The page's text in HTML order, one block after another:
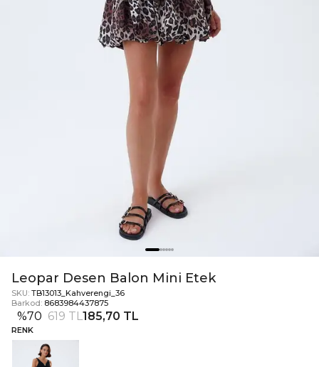
Leopar Desen Balon Mini Etek
SKU: TB13013_Kahverengi_36
Barkod: 8683984437875
%70 619 TL185,70 TL
RENK